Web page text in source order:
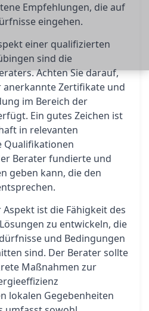
Empfehlungen, die auf
eingehen.
einer qualifizierten
sind die
Achten Sie darauf,
anerkannte Zertifikate und
im Bereich der
Ein gutes Zeichen ist
in relevanten
Qualifikationen
Berater fundierte und
geben kann, die den
ist die Fähigkeit des
zu entwickeln, die
und Bedingungen
sind. Der Berater sollte
Maßnahmen zur
lokalen Gegebenheiten